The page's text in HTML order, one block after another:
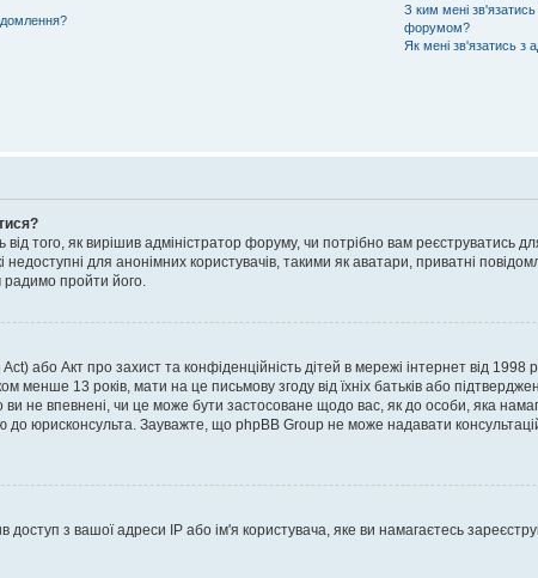
З ким мені
форумом?
Як мені зв'язатись з
того, як вирішив адміністратор форуму, чи потрібно вам реєструватись
недоступні для анонімних користувачів, такими як аватари, приватні
радимо пройти його.
або Акт про захист та конфіденційність дітей в мережі інтернет від
менше 13 років, мати на це письмову згоду від їхніх батьків або
не впевнені, чи це може бути застосоване щодо вас, як до особи, яка
до юрисконсульта. Зауважте, що phpBB Group не може надавати
з вашої адреси IP або ім'я користувача, яке ви намагаєтесь